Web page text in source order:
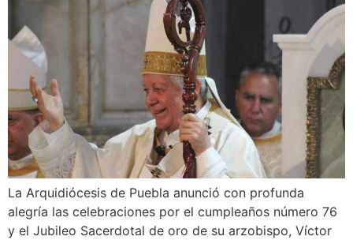
La Arquidiócesis de Puebla anunció con profunda
alegría las celebraciones por el cumpleaños número 76
y el Jubileo Sacerdotal de oro de su arzobispo, Víctor